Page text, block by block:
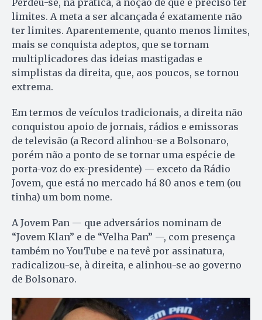
Perdeu-se, na prática, a noção de que é preciso ter
limites. A meta a ser alcançada é exatamente não
ter limites. Aparentemente, quanto menos limites,
mais se conquista adeptos, que se tornam
multiplicadores das ideias mastigadas e
simplistas da direita, que, aos poucos, se tornou
extrema.
Em termos de veículos tradicionais, a direita não
conquistou apoio de jornais, rádios e emissoras
de televisão (a Record alinhou-se a Bolsonaro,
porém não a ponto de se tornar uma espécie de
porta-voz do ex-presidente) — exceto da Rádio
Jovem, que está no mercado há 80 anos e tem (ou
tinha) um bom nome.
A Jovem Pan — que adversários nominam de
“Jovem Klan” e de “Velha Pan” —, com presença
também no YouTube e na tevê por assinatura,
radicalizou-se, à direita, e alinhou-se ao governo
de Bolsonaro.